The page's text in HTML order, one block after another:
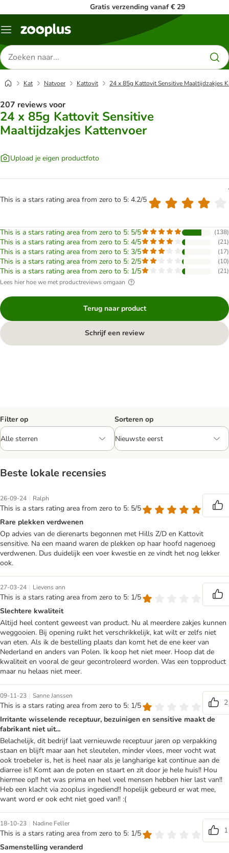
Gratis verzending vanaf € 29
Menu
Zoeken
naar
producten
Kat Natvoer Kattovit 24 x 85g Kattovit Sensitive Maaltijdzakjes
207 reviews voor
24 x 85g Kattovit Sensitive
Maaltijdzakjes Kattenvoer
Upload je eigen productfoto
This is a stars rating area from zero to 5: 4.2/5
This is a stars rating area from zero to 5: 5/5 (138)
This is a stars rating area from zero to 5: 4/5 (21)
This is a stars rating area from zero to 5: 3/5 (17)
This is a stars rating area from zero to 5: 2/5 (10)
This is a stars rating area from zero to 5: 1/5 (21)
Lees hier hoe we met productreviews omgaan
Terug naar product
Schrijf een review
Filter op Sorteren op
Beste lokale recensies
26-09-24 | Ralph
This is a stars rating area from zero to 5: 5/5
Rare plekken verdwenen
Op advies van de dierenarts begonnen met Hills Z/D en Kattovit
sensitive. Na een maand waren de plekken op haar hoofd nagenoeg
verdwenen. Dus duidelijk een voer kwestie en ze vindt het nog lekker
ook.
27-03-24 | Lievens ann
This is a stars rating area from zero to 5: 1/5
Slechtere kwaliteit
Altijd heel content geweest van product. Nu al meerdere zakjes kunnen
weggooien. Bij opening ruikt het verschrikkelijk, kat wilt er zelfs niet
van eten. Als ik de bestelling plaats dan komt het de ene keer van
Nederland en anders van Polen. Ik koop het niet meer. Hoop dat de
kwaliteit en vooral de geur gecontroleerd worden. Was een topproduct
maar nu helaas niet meer.
09-11-23 | Sanne Janssen
This is a stars rating area from zero to 5: 1/5
2
Irritante wisselende receptuur, bezuinigen en sensitive maakt de
fabrikant niet uit...
Belachelijk, dit bedrijf laat vernieuwde receptuur jaren op verpakking
staan en blijft maar aan het sleutelen, minder vlees, meer vocht wat
ook troebeler is, het is heel naar als je langharige kat continue aan de
diarree is!! Komt aan de poten en staart en zit door je hele huis!! Hou
hiermee op!! het was prima en heel veel mensen hebben hier last van!!
Heb een klacht via zooplus ingediend!! hopelijk gebeurd er wat mee,
want word er ook echt niet goed van!! :(
18-10-23 | Nadine Feller
This is a stars rating area from zero to 5: 1/5
1
Samenstelling veranderd